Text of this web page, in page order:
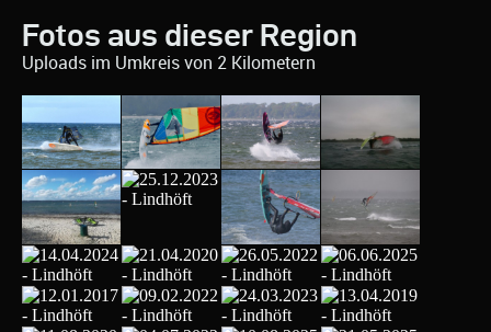
Fotos aus dieser Region
Uploads im Umkreis von 2 Kilometern